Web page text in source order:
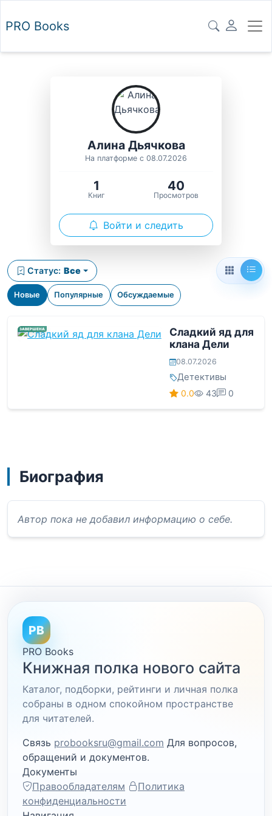
PRO Books
Алина Дьячкова
На платформе с 08.07.2026
1
Книг
40
Просмотров
Войти и следить
Новые Популярные Обсуждаемые
Статус: Все
ЗАВЕРШЕНА
Сладкий яд для
клана Дели
08.07.2026
Детективы
0.0 43 0
Биография
Автор пока не добавил информацию о себе.
PB
PRO Books
Книжная полка нового сайта
Каталог, подборки, рейтинги и личная полка
собраны в одном спокойном пространстве
для читателей.
Связь probooksru@gmail.com Для вопросов,
обращений и документов.
Документы
Правообладателям
Политика
конфиденциальности